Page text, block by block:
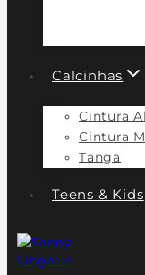
Calcinhas
Cintura
Cintura
Tanga
Teens & Kids